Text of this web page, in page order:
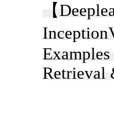
【
Retrieval